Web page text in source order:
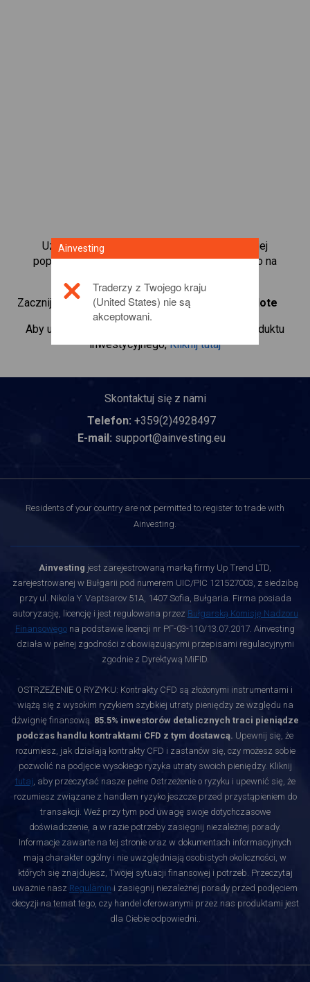
Uzyskaj natychmiastowy dostęp do najbardziej
popularnych obligacji dostępnych bezpośrednio na
Zacznij handlować kontraktami CFD w
US 10Y T-Note
Aby uzyskać więcej informacji na temat tego produktu
inwestycyjnego,Kliknij tutaj
Skontaktuj się z nami
Telefon: +359(2)4928497
E-mail: support@ainvesting.eu
Residents of your country are not permitted to register to trade with
Ainvesting.
Ainvesting jest zarejestrowaną marką firmy Up Trend LTD,
zarejestrowanej w Bułgarii pod numerem UIC/PIC 121527003, z siedzibą
przy ul. Nikola Y. Vaptsarov 51A, 1407 Sofia, Bułgaria. Firma posiada
autoryzację, licencję i jest regulowana przez Bułgarską Komisję Nadzoru
Finansowego na podstawie licencji nr РГ-03-110/13.07.2017. Ainvesting
działa w pełnej zgodności z obowiązującymi przepisami regulacyjnymi
zgodnie z Dyrektywą MiFID.
OSTRZEŻENIE O RYZYKU: Kontrakty CFD są złożonymi instrumentami i
wiążą się z wysokim ryzykiem szybkiej utraty pieniędzy ze względu na
dźwignię finansową. 85.5% inwestorów detalicznych traci pieniądze
podczas handlu kontraktami CFD z tym dostawcą. Upewnij się, że
rozumiesz, jak działają kontrakty CFD i zastanów się, czy możesz sobie
pozwolić na podjęcie wysokiego ryzyka utraty swoich pieniędzy. Kliknij
tutaj, aby przeczytać nasze pełne Ostrzeżenie o ryzyku i upewnić się, że
rozumiesz związane z handlem ryzyko jeszcze przed przystąpieniem do
transakcji. Weź przy tym pod uwagę swoje dotychczasowe
doświadczenie, a w razie potrzeby zasięgnij niezależnej porady.
Informacje zawarte na tej stronie oraz w dokumentach informacyjnych
mają charakter ogólny i nie uwzględniają osobistych okoliczności, w
których się znajdujesz, Twojej sytuacji finansowej i potrzeb. Przeczytaj
uważnie nasz Regulamin i zasięgnij niezależnej porady przed podjęciem
decyzji na temat tego, czy handel oferowanymi przez nas produktami jest
dla Ciebie odpowiedni..
Ainvesting
Traderzy z Twojego kraju
(United States) nie są
akceptowani.